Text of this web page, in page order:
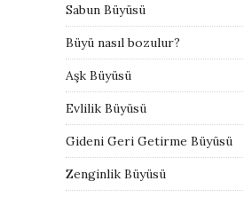
Sabun Büyüsü
Büyü nasıl bozulur?
Aşk Büyüsü
Evlilik Büyüsü
Gideni Geri Getirme Büyüsü
Zenginlik Büyüsü